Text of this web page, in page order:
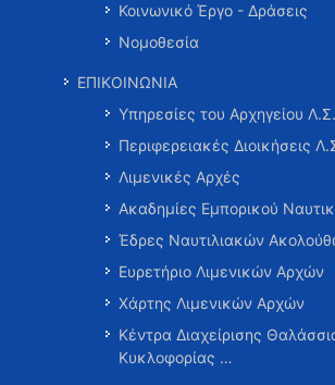
Κοινωνικό Έργο - Δράσεις
Νομοθεσία
ΕΠΙΚΟΙΝΩΝΙΑ
Υπηρεσίες του Αρχηγείου
Περιφερειακές Διοικήσεις
Λιμενικές Αρχές
Ακαδημίες Εμπορικού
Έδρες Ναυτιλιακών
Ευρετήριο Λιμενικών Αρχών
Χάρτης Λιμενικών Αρχών
Κέντρα Διαχείρισης
Κυκλοφορίας …